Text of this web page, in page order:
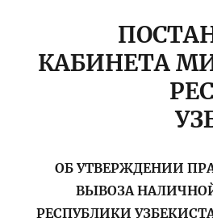
КАБИНЕТА
ОБ УТВЕРЖДЕНИИ
ВЫВОЗА
РЕСПУБЛИКИ